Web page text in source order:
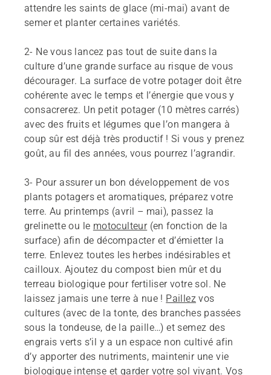
attendre les saints de glace (mi-mai) avant de
semer et planter certaines variétés.
2- Ne vous lancez pas tout de suite dans la
culture d’une grande surface au risque de vous
décourager. La surface de votre potager doit être
cohérente avec le temps et l’énergie que vous y
consacrerez. Un petit potager (10 mètres carrés)
avec des fruits et légumes que l’on mangera à
coup sûr est déjà très productif ! Si vous y prenez
goût, au fil des années, vous pourrez l’agrandir.
3- Pour assurer un bon développement de vos
plants potagers et aromatiques, préparez votre
terre. Au printemps (avril – mai), passez la
grelinette ou le motoculteur(en fonction de la
surface) afin de décompacter et d’émietter la
terre. Enlevez toutes les herbes indésirables et
cailloux. Ajoutez du compost bien mûr et du
terreau biologique pour fertiliser votre sol. Ne
laissez jamais une terre à nue ! Paillez vos
cultures (avec de la tonte, des branches passées
sous la tondeuse, de la paille…) et semez des
engrais verts s’il y a un espace non cultivé afin
d’y apporter des nutriments, maintenir une vie
biologique intense et garder votre sol vivant. Vos